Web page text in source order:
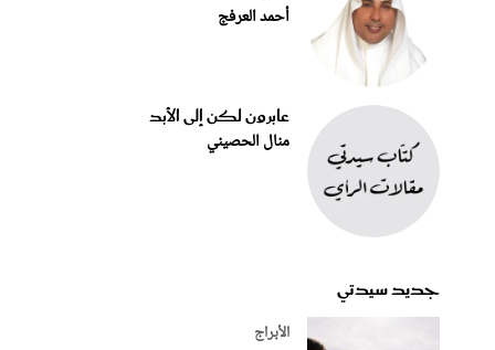
أحمد العرفج
عابرون لكن إلى الأبد
منال الحصيني
جديد سيدتي
الأبراج